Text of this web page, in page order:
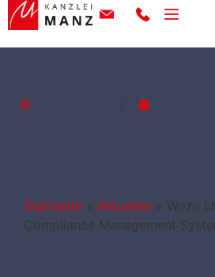
Startseite » Aktuelles » Wozu
Compliance Management